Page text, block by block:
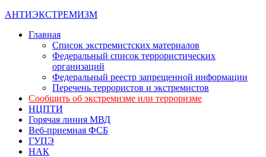
АНТИЭКСТРЕМИЗМ
Главная
Список экстремистских материалов
Федеральный список террористических
организаций
Федеральный реестр запрещенной информации
Перечень террористов и экстремистов
Сообщить об экстремизме или терроризме
НЦПТИ
Горячая линия МВД
Веб-приемная ФСБ
ГУПЭ
НАК